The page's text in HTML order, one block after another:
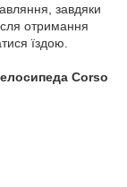
завдяки
отримання
їздою.
Corso